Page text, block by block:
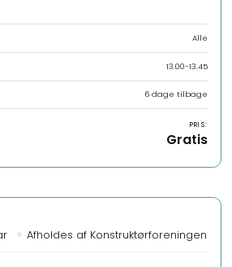
Alle
13.00-13.45
6 dage tilbage
PRIS:
Gratis
Afholdes af Konstruktørforeningen